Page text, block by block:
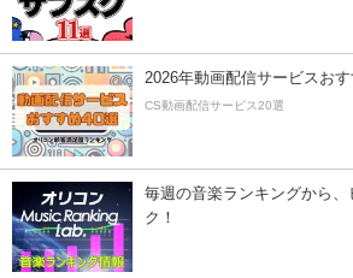
2026年動画配信サービスおす
CS動画配信サービス20選
毎週の音楽ランキングから
ク！